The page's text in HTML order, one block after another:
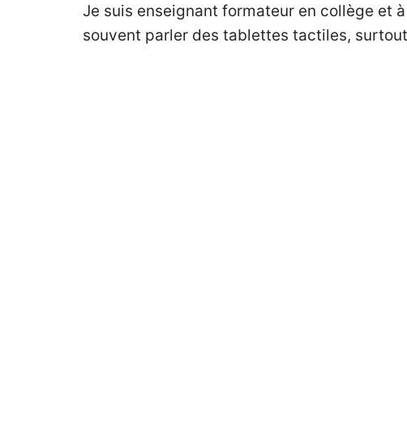
Je suis enseignant formateur en collège et
souvent parler des tablettes tactiles,